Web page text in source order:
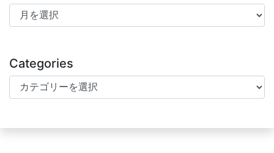
Archives
Categories
Categories